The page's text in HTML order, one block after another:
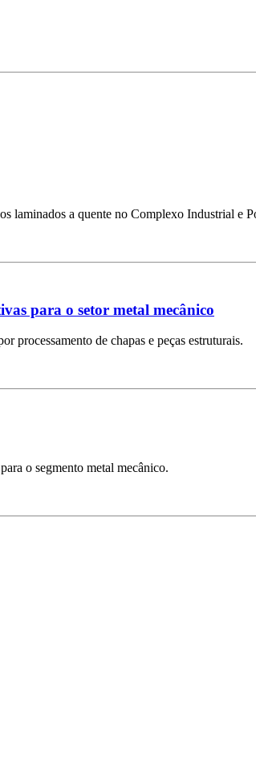
laminados a quente no Complexo Industrial e
para o setor metal mecânico
processamento de chapas e peças estruturais.
o segmento metal mecânico.